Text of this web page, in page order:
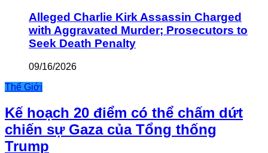
Alleged Charlie Kirk Assassin Charged
with Aggravated Murder; Prosecutors to
Seek Death Penalty
09/16/2026
Thế Giới
Kế hoạch 20 điểm có thể chấm dứt
chiến sự Gaza của Tổng thống
Trump